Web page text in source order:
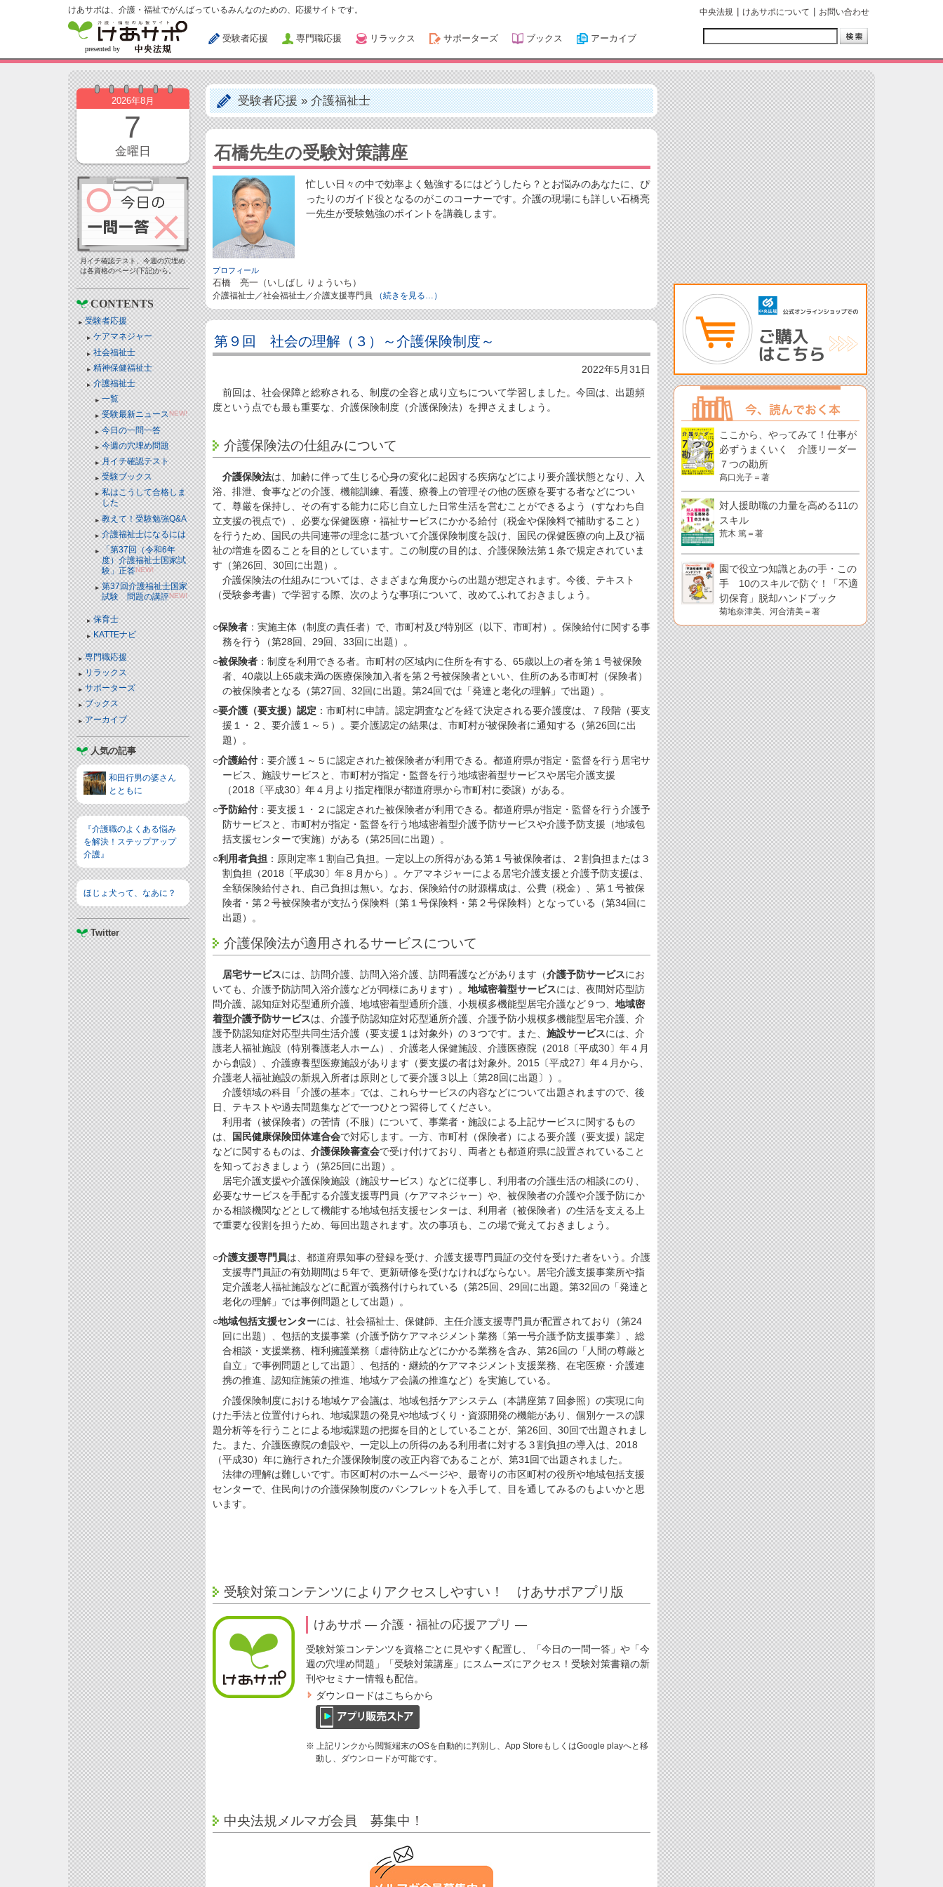
けあサポは、介護・福祉でがんばっているみんなのための、応援サイトです。
受験者応援 専門職応援 リラックス サポーターズ ブックス アーカイブ
中央法規 けあサポについて お問い合わせ
2026年8月
7
金曜日
月イチ確認テスト、今週の穴埋め
は各資格のページ(下記)から。
CONTENTS
受験者応援
ケアマネジャー
社会福祉士
精神保健福祉士
介護福祉士
一覧
受験最新ニュースNEW!
今日の一問一答
今週の穴埋め問題
月イチ確認テスト
受験ブックス
私はこうして合格しま
した
教えて！受験勉強Q&A
介護福祉士になるには
「第37回（令和6年
度）介護福祉士国家試
験」正答NEW!
第37回介護福祉士国家
試験 問題の講評NEW!
保育士
KATTEナビ
専門職応援
リラックス
サポーターズ
ブックス
アーカイブ
人気の記事
和田行男の婆さん
とともに
『介護職のよくある悩み
を解決！ステップアップ
介護』
ほじょ犬って、なあに？
Twitter
受験者応援»介護福祉士
石橋先生の受験対策講座
忙しい日々の中で効率よく勉強するにはどうしたら？とお悩みのあなたに、ぴ
ったりのガイド役となるのがこのコーナーです。介護の現場にも詳しい石橋亮
一先生が受験勉強のポイントを講義します。
プロフィール
石橋 亮一（いしばし りょういち）
介護福祉士／社会福祉士／介護支援専門員 （続きを見る…）
第９回 社会の理解（３）～介護保険制度～
2022年5月31日
前回は、社会保障と総称される、制度の全容と成り立ちについて学習しました。今回は、出題頻
度という点でも最も重要な、介護保険制度（介護保険法）を押さえましょう。
介護保険法の仕組みについて
介護保険法は、加齢に伴って生じる心身の変化に起因する疾病などにより要介護状態となり、入
浴、排泄、食事などの介護、機能訓練、看護、療養上の管理その他の医療を要する者などについ
て、尊厳を保持し、その有する能力に応じ自立した日常生活を営むことができるよう（すなわち自
立支援の視点で）、必要な保健医療・福祉サービスにかかる給付（税金や保険料で補助すること）
を行うため、国民の共同連帯の理念に基づいて介護保険制度を設け、国民の保健医療の向上及び福
祉の増進を図ることを目的としています。この制度の目的は、介護保険法第１条で規定されていま
す（第26回、30回に出題）。
介護保険法の仕組みについては、さまざまな角度からの出題が想定されます。今後、テキスト
（受験参考書）で学習する際、次のような事項について、改めてふれておきましょう。
○保険者：実施主体（制度の責任者）で、市町村及び特別区（以下、市町村）。保険給付に関する事
務を行う（第28回、29回、33回に出題）。
○被保険者：制度を利用できる者。市町村の区域内に住所を有する、65歳以上の者を第１号被保険
者、40歳以上65歳未満の医療保険加入者を第２号被保険者といい、住所のある市町村（保険者）
の被保険者となる（第27回、32回に出題。第24回では「発達と老化の理解」で出題）。
○要介護（要支援）認定 ：市町村に申請。認定調査などを経て決定される要介護度は、７段階（要支
援１・２、要介護１～５）。要介護認定の結果は、市町村が被保険者に通知する（第26回に出
題）。
○介護給付：要介護１～５に認定された被保険者が利用できる。都道府県が指定・監督を行う居宅サ
ービス、施設サービスと、市町村が指定・監督を行う地域密着型サービスや居宅介護支援
（2018〔平成30〕年４月より指定権限が都道府県から市町村に委譲）がある。
○予防給付：要支援１・２に認定された被保険者が利用できる。都道府県が指定・監督を行う介護予
防サービスと、市町村が指定・監督を行う地域密着型介護予防サービスや介護予防支援（地域包
括支援センターで実施）がある（第25回に出題）。
○利用者負担 ：原則定率１割自己負担。一定以上の所得がある第１号被保険者は、２割負担または３
割負担（2018〔平成30〕年８月から）。ケアマネジャーによる居宅介護支援と介護予防支援は、
全額保険給付され、自己負担は無い。なお、保険給付の財源構成は、公費（税金）、第１号被保
険者・第２号被保険者が支払う保険料（第１号保険料・第２号保険料）となっている（第34回に
出題）。
介護保険法が適用されるサービスについて
居宅サービスには、訪問介護、訪問入浴介護、訪問看護などがあります（介護予防サービスにお
いても、介護予防訪問入浴介護などが同様にあります）。 地域密着型サービスには、夜間対応型訪
問介護、認知症対応型通所介護、地域密着型通所介護、小規模多機能型居宅介護など９つ、 地域密
着型介護予防サービスは、介護予防認知症対応型通所介護、介護予防小規模多機能型居宅介護、介
護予防認知症対応型共同生活介護（要支援１は対象外）の３つです。また、 施設サービスには、介
護老人福祉施設（特別養護老人ホーム）、介護老人保健施設、介護医療院（2018〔平成30〕年４月
から創設）、介護療養型医療施設があります（要支援の者は対象外。2015〔平成27〕年４月から、
介護老人福祉施設の新規入所者は原則として要介護３以上〔第28回に出題〕）。
介護領域の科目「介護の基本」では、これらサービスの内容などについて出題されますので、後
日、テキストや過去問題集などで一つひとつ習得してください。
利用者（被保険者）の苦情（不服）について、事業者・施設による上記サービスに関するもの
は、
国民健康保険団体連合会で対応します。一方、市町村（保険者）による要介護（要支援）認定
などに関するものは、 介護保険審査会で受け付けており、両者とも都道府県に設置されていること
を知っておきましょう（第25回に出題）。
居宅介護支援や介護保険施設（施設サービス）などに従事し、利用者の介護生活の相談にのり、
必要なサービスを手配する介護支援専門員（ケアマネジャー）や、被保険者の介護や介護予防にか
かる相談機関などとして機能する地域包括支援センターは、利用者（被保険者）の生活を支える上
で重要な役割を担うため、毎回出題されます。次の事項も、この場で覚えておきましょう。
○介護支援専門員は、都道府県知事の登録を受け、介護支援専門員証の交付を受けた者をいう。介護
支援専門員証の有効期間は５年で、更新研修を受けなければならない。居宅介護支援事業所や指
定介護老人福祉施設などに配置が義務付けられている（第25回、29回に出題。第32回の「発達と
老化の理解」では事例問題として出題）。
○地域包括支援センターには、社会福祉士、保健師、主任介護支援専門員が配置されており（第24
回に出題）、包括的支援事業（介護予防ケアマネジメント業務〔第一号介護予防支援事業〕、総
合相談・支援業務、権利擁護業務〔虐待防止などにかかる業務を含み、第26回の「人間の尊厳と
自立」で事例問題として出題〕、包括的・継続的ケアマネジメント支援業務、在宅医療・介護連
携の推進、認知症施策の推進、地域ケア会議の推進など）を実施している。
介護保険制度における地域ケア会議は、地域包括ケアシステム（本講座第７回参照）の実現に向
けた手法と位置付けられ、地域課題の発見や地域づくり・資源開発の機能があり、個別ケースの課
題分析等を行うことによる地域課題の把握を目的としていることが、第26回、30回で出題されまし
た。また、介護医療院の創設や、一定以上の所得のある利用者に対する３割負担の導入は、2018
（平成30）年に施行された介護保険制度の改正内容であることが、第31回で出題されました。
法律の理解は難しいです。市区町村のホームページや、最寄りの市区町村の役所や地域包括支援
センターで、住民向けの介護保険制度のパンフレットを入手して、目を通してみるのもよいかと思
います。
受験対策コンテンツによりアクセスしやすい！ けあサポアプリ版
けあサポ ― 介護・福祉の応援アプリ ―
受験対策コンテンツを資格ごとに見やすく配置し、「今日の一問一答」や「今
週の穴埋め問題」「受験対策講座」にスムーズにアクセス！受験対策書籍の新
刊やセミナー情報も配信。
ダウンロードはこちらから
※ 上記リンクから閲覧端末のOSを自動的に判別し、App StoreもしくはGoogle playへと移
動し、ダウンロードが可能です。
中央法規メルマガ会員 募集中！
ここから、やってみて！仕事が
必ずうまくいく 介護リーダー
７つの勘所
髙口光子＝著
対人援助職の力量を高める11の
スキル
荒木 篤＝著
園で役立つ知識とあの手・この
手 10のスキルで防ぐ！「不適
切保育」脱却ハンドブック
菊地奈津美、河合清美＝著